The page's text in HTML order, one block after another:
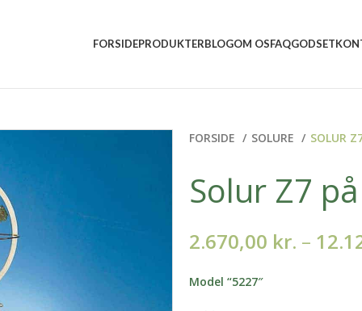
FORSIDEPRODUKTERBLOGOM OSFAQGODSET
FORSIDE SOLURE SOLUR
Solur Z7
2.670,00 kr. –
Model “5227″